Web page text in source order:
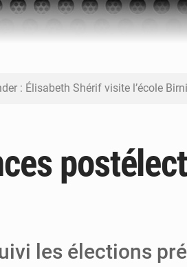
: Élisabeth Shérif visite l’école
: Bilan à mi-parcours du
aux gabegies à Niamey : 74 milliards de FCFA
les élections